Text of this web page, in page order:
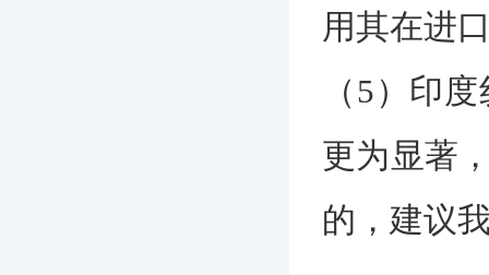
用其在进
（5）印
更为显著
的，建议